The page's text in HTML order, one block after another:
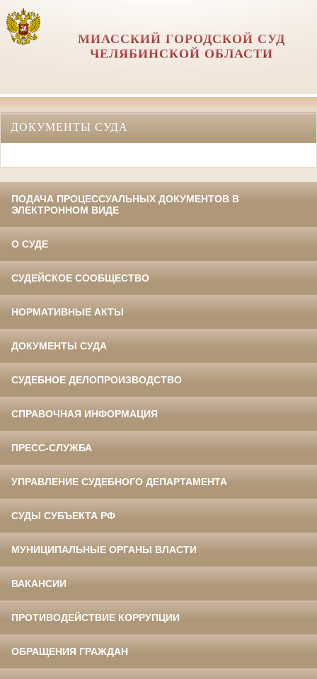
МИАССКИЙ ГОРОДСКОЙ СУД
ЧЕЛЯБИНСКОЙ ОБЛАСТИ
ДОКУМЕНТЫ СУДА
ПОДАЧА ПРОЦЕССУАЛЬНЫХ ДОКУМЕНТОВ В
ЭЛЕКТРОННОМ ВИДЕ
О СУДЕ
СУДЕЙСКОЕ СООБЩЕСТВО
НОРМАТИВНЫЕ АКТЫ
ДОКУМЕНТЫ СУДА
СУДЕБНОЕ ДЕЛОПРОИЗВОДСТВО
СПРАВОЧНАЯ ИНФОРМАЦИЯ
ПРЕСС-СЛУЖБА
УПРАВЛЕНИЕ СУДЕБНОГО ДЕПАРТАМЕНТА
СУДЫ СУБЪЕКТА РФ
МУНИЦИПАЛЬНЫЕ ОРГАНЫ ВЛАСТИ
ВАКАНСИИ
ПРОТИВОДЕЙСТВИЕ КОРРУПЦИИ
ОБРАЩЕНИЯ ГРАЖДАН